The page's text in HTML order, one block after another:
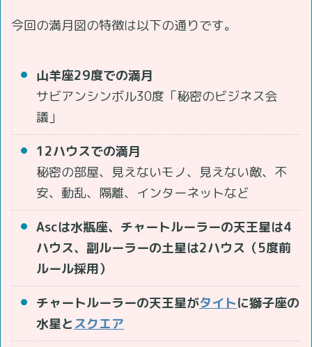
今回の満月図の特徴は以下の通りです。
山羊座29度での満月
サビアンシンボル30度「秘密のビジネス会
議」
12ハウスでの満月
秘密の部屋、見えないモノ、見えない敵、不
安、動乱、隔離、インターネットなど
Ascは水瓶座、チャートルーラーの天王星は4
ハウス、副ルーラーの土星は2ハウス（5度前
ルール採用）
チャートルーラーの天王星がタイトに獅子座の
水星と スクエア